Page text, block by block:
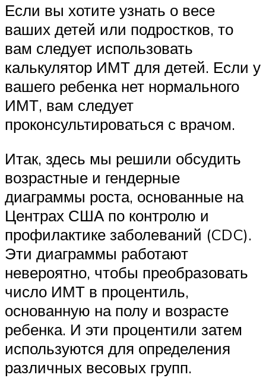
Если вы хотите узнать о весе
ваших детей или подростков, то
вам следует использовать
калькулятор ИМТ для детей. Если у
вашего ребенка нет нормального
ИМТ, вам следует
проконсультироваться с врачом.
Итак, здесь мы решили обсудить
возрастные и гендерные
диаграммы роста, основанные на
Центрах США по контролю и
профилактике заболеваний (CDC).
Эти диаграммы работают
невероятно, чтобы преобразовать
число ИМТ в процентиль,
основанную на полу и возрасте
ребенка. И эти процентили затем
используются для определения
различных весовых групп.